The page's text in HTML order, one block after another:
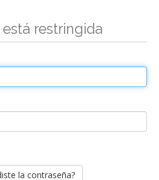
restringida
la contraseña?